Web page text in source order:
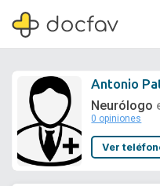
Antonio
Neurólogo
0 opiniones
Ver